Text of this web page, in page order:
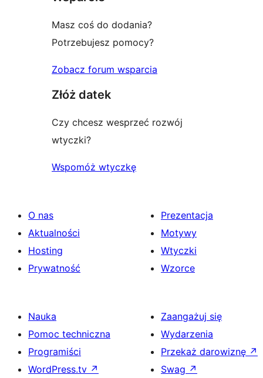
Masz coś do dodania?
Potrzebujesz pomocy?
Zobacz forum wsparcia
Złóż datek
Czy chcesz wesprzeć rozwój
wtyczki?
Wspomóż wtyczkę
O nas
Aktualności
Hosting
Prywatność
Prezentacja
Motywy
Wtyczki
Wzorce
Nauka
Pomoc techniczna
Programiści
WordPress.tv ↗
Zaangażuj się
Wydarzenia
Przekaż darowiznę ↗
Swag ↗